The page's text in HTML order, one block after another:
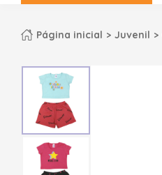
Página inicial Juvenil